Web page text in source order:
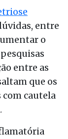
entre
o
entre as
que os
cautela